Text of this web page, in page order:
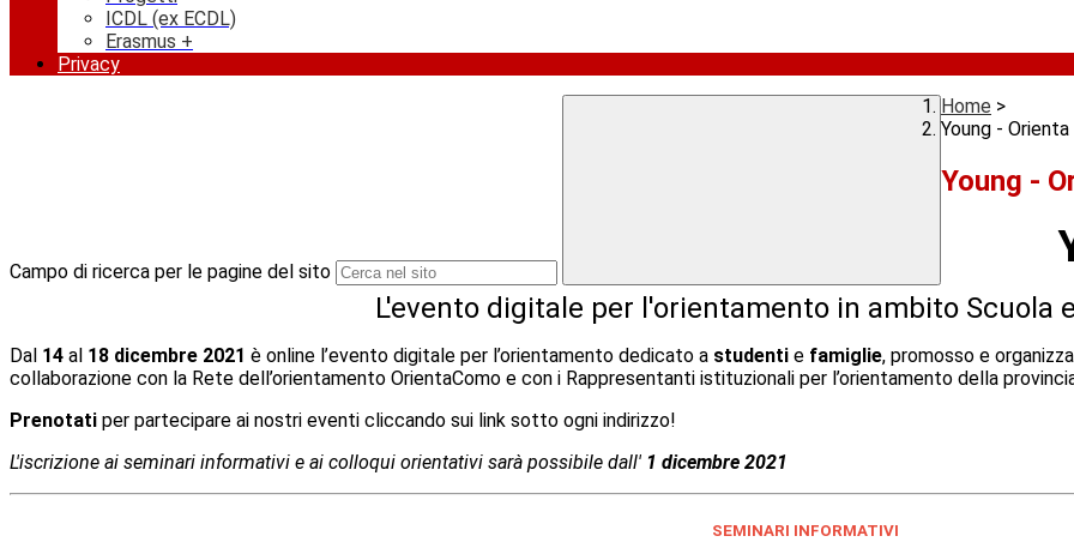
ICDL (ex ECDL)
Erasmus +
Privacy
Campo di ricerca per le pagine del sito
Home >
Young -
Young -
L'evento digitale per l'orientamento in ambito Scuola
Dal 14 al 18 dicembre 2021 è online l’evento digitale per l’orientamento dedicato a studenti e famiglie, promosso e
collaborazione con la Rete dell’orientamento OrientaComo e con i Rappresentanti istituzionali per l’orientamento della
Prenotati per partecipare ai nostri eventi cliccando sui link sotto ogni indirizzo!
L'iscrizione ai seminari informativi e ai colloqui orientativi sarà possibile dall' 1 dicembre 2021
SEMINARI INFORMATIVI